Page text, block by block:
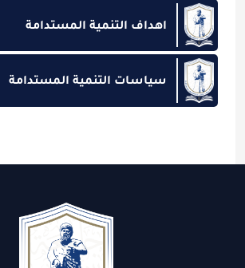
اهداف التنمية المستدامة
سياسات التنمية المستدامة